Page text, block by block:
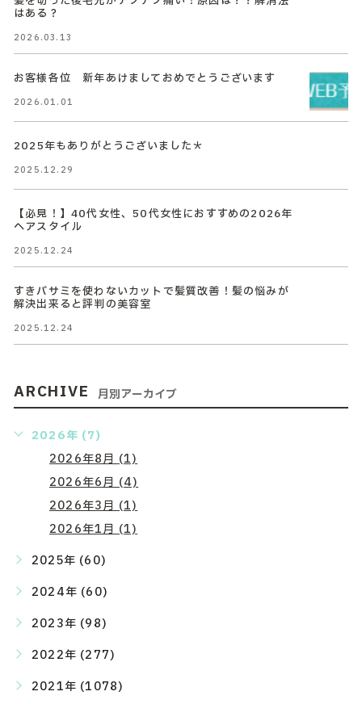
はある？
2026.03.13
お客様各位 新年あけましておめでとうございます
2026.01.01
2025年もありがとうございました＊
2025.12.29
【必見！】40代女性、50代女性におすすめの2026年
ヘアスタイル
2025.12.24
すきバサミを使わないカットで髪質改善！髪の悩みが
解決出来ると評判の美容室
2025.12.24
ARCHIVE 月別アーカイブ
2026年 (7)
2026年8月 (1)
2026年6月 (4)
2026年3月 (1)
2026年1月 (1)
2025年 (60)
2024年 (60)
2023年 (98)
2022年 (277)
2021年 (1078)